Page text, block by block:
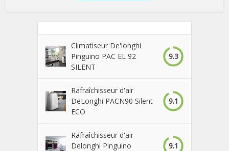
Climatiseur De'longhi
Pinguino PAC EL 92
SILENT
9.3
Rafraîchisseur d'air
DeLonghi PACN90 Silent
ECO
9.1
Rafraîchisseur d'air
Delonghi Pinguino
9.1